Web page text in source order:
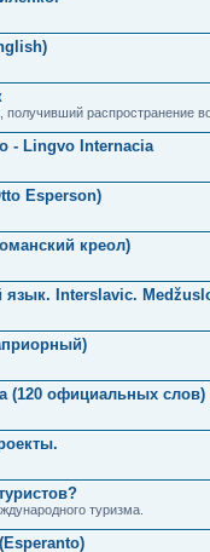
распространение
- Lingvo Internacia
Esperson)
креол)
язык. Interslavic.
(120 официальных слов)
туризма.